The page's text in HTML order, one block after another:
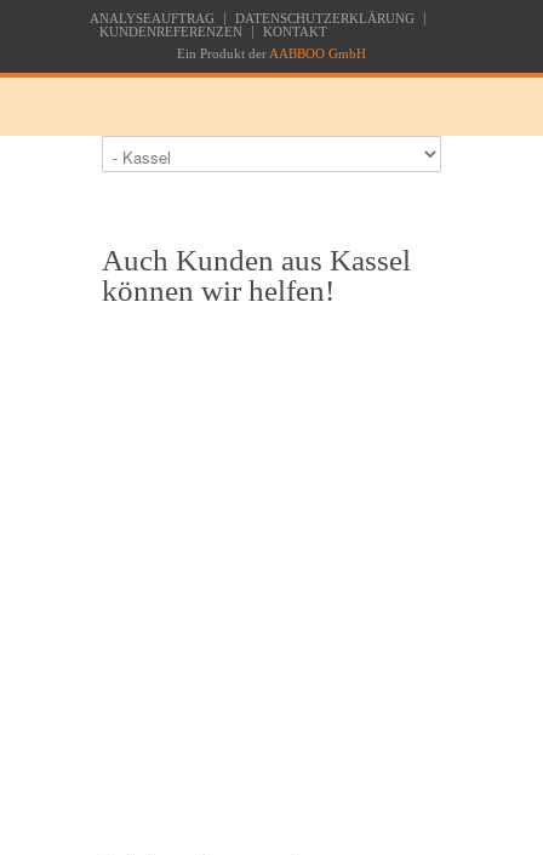
ANALYSEAUFTRAG
DATENSCHUTZERKLÄRUNG
KUNDENREFERENZEN
KONTAKT
Ein Produkt der AABBOO GmbH
Auch Kunden aus Kassel
können wir helfen!